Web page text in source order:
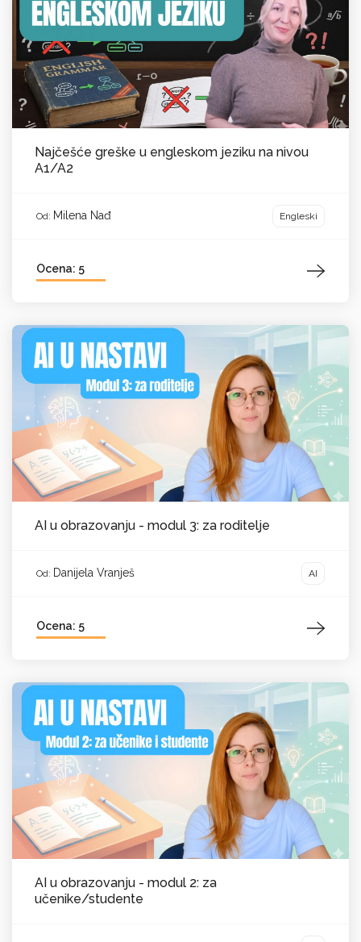
Najčešće greške u engleskom jeziku na nivou
A1/A2
Od: Milena Nađ Engleski
Ocena: 5
AI u obrazovanju - modul 3: za roditelje
Od: Danijela Vranješ AI
Ocena: 5
AI u obrazovanju - modul 2: za
učenike/studente